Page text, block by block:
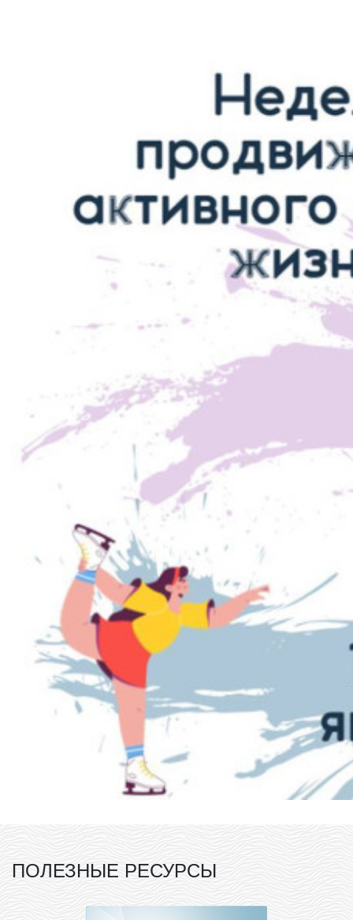
ПОЛЕЗНЫЕ РЕСУРСЫ